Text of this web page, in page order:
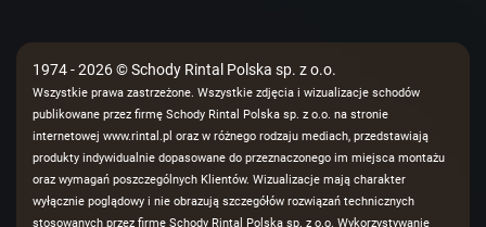
1974 - 2026 © Schody Rintal Polska sp. z o.o.
Wszystkie prawa zastrzeżone. Wszystkie zdjęcia i wizualizacje schodów
publikowane przez firmę Schody Rintal Polska sp. z o.o. na stronie
internetowej www.rintal.pl oraz w różnego rodzaju mediach, przedstawiają
produkty indywidualnie dopasowane do przeznaczonego im miejsca montażu
oraz wymagań poszczególnych Klientów. Wizualizacje mają charakter
wyłącznie poglądowy i nie obrazują szczegółów rozwiązań technicznych
stosowanych przez firmę Schody Rintal Polska sp. z o.o. Wykorzystywanie